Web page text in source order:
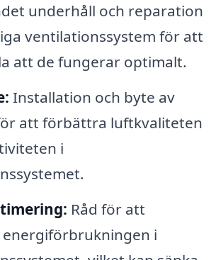
underhåll och reparation
ventilationssystem för att
att de fungerar optimalt.
Installation och byte av
att förbättra luftkvaliteten
i
Råd för att
i